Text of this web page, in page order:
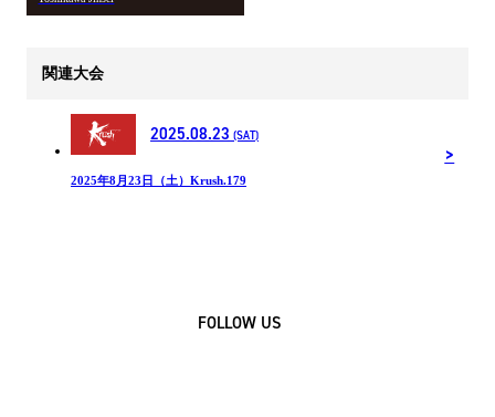
関連大会
2025.08.23 (SAT)
2025年8月23日（土）Krush.179
FOLLOW US